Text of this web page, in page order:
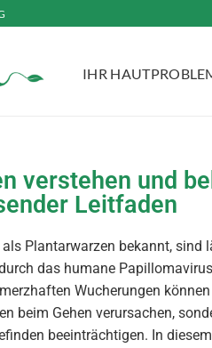
IHR
verstehen und
Leitfaden
Plantarwarzen bekannt, sind
das humane
Wucherungen
beim Gehen verursachen,
beeinträchtigen. In